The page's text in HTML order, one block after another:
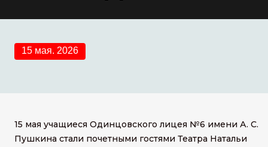
15 мая. 2026
15 мая учащиеся Одинцовского лицея №6 имени А. С.
Пушкина стали почетными гостями Театра Натальи